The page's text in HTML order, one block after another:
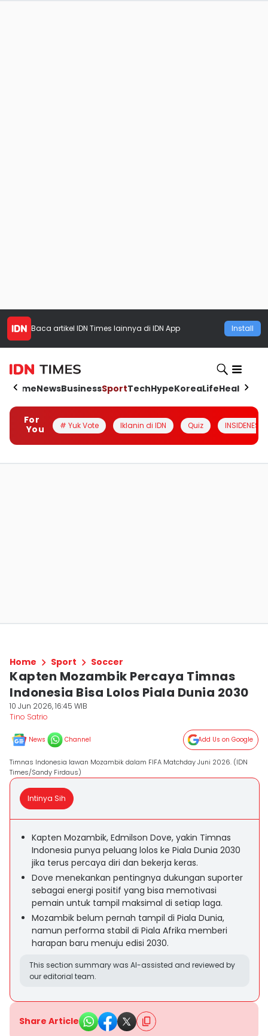
Baca artikel IDN Times lainnya di IDN App Install
HomeNewsBusinessSportTechHypeKoreaLifeHealth
For
You
# Yuk Vote Iklanin di IDN Quiz INSIDENESIA
Home Sport Soccer
Kapten Mozambik Percaya Timnas
Indonesia Bisa Lolos Piala Dunia 2030
10 Jun 2026, 16:45 WIB
Tino Satrio
News Channel Add Us on Google
Timnas Indonesia lawan Mozambik dalam FIFA Matchday Juni 2026. (IDN
Times/Sandy Firdaus)
Intinya Sih
Kapten Mozambik, Edmilson Dove, yakin Timnas
Indonesia punya peluang lolos ke Piala Dunia 2030
jika terus percaya diri dan bekerja keras.
Dove menekankan pentingnya dukungan suporter
sebagai energi positif yang bisa memotivasi
pemain untuk tampil maksimal di setiap laga.
Mozambik belum pernah tampil di Piala Dunia,
namun performa stabil di Piala Afrika memberi
harapan baru menuju edisi 2030.
This section summary was AI-assisted and reviewed by
our editorial team.
Share Article